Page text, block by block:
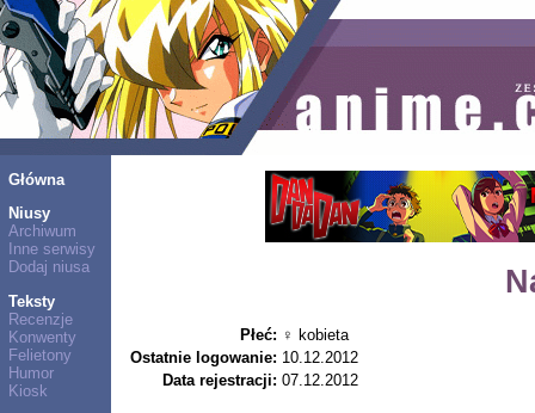
Główna
Niusy
Archiwum
Inne serwisy
Dodaj niusa
Teksty
Recenzje
Konwenty
Felietony
Humor
Kiosk
Płeć: ♀ kobieta
Ostatnie logowanie: 10.12.2012
Data rejestracji: 07.12.2012